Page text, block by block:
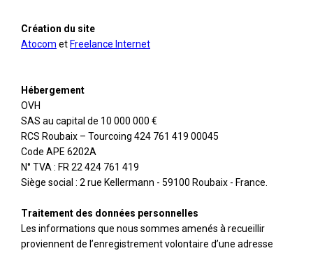
Création du site
Atocom et Freelance Internet
Hébergement
OVH
SAS au capital de 10 000 000 €
RCS Roubaix – Tourcoing 424 761 419 00045
Code APE 6202A
N° TVA : FR 22 424 761 419
Siège social : 2 rue Kellermann - 59100 Roubaix - France.
Traitement des données personnelles
Les informations que nous sommes amenés à recueillir
proviennent de l’enregistrement volontaire d’une adresse